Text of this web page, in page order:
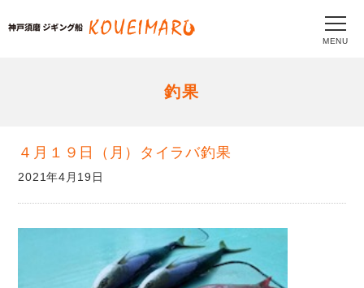
MENU
釣果
４月１９日（月）タイラバ釣果
2021年4月19日